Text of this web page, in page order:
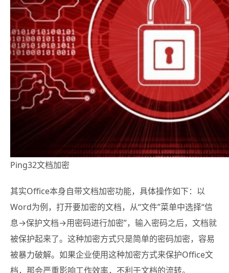
Ping32文档加密
其实Office本身自带文档加密功能，具体操作如下：以
Word为例，打开要加密的文档，从“文件”菜单中选择“信
息→保护文档→用密码进行加密”，输入密码之后，文档就
被保护起来了。这种加密方式只是简单的密码加密，容易
被暴力破解。如果企业使用这种加密方式来保护Office文
档，那会严重影响工作效率，不利于文档的流转。